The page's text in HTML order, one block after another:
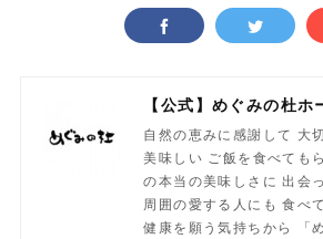
自然の恵みに感謝して 大
美味しい ご飯を食べても
の本当の美味しさに 出会
周囲の愛する人にも 食べ
健康を願う気持ちから 「